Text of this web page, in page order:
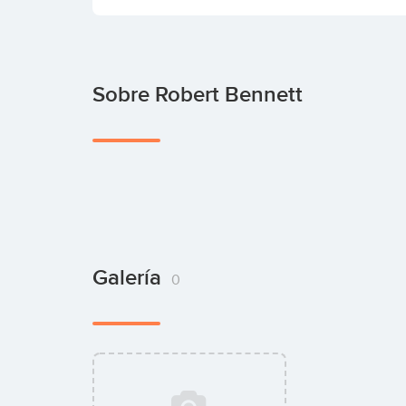
Sobre Robert Bennett
Galería 0